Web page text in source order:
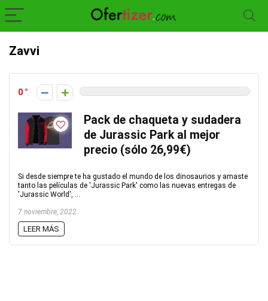
Zavvi
0
Pack de chaqueta y sudadera
de Jurassic Park al mejor
precio (sólo 26,99€)
Si desde siempre te ha gustado el mundo de los dinosaurios y amaste
tanto las películas de 'Jurassic Park' como las nuevas entregas de
'Jurassic World', ...
7 noviembre, 2022
LEER MÁS